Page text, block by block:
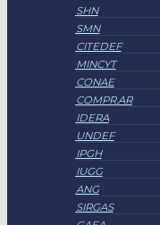
SHN
SMN
CITEDEF
MINCYT
CONAE
COMPR.AR
IDERA
UNDEF
IPGH
IUGG
ANG
SIRGAS